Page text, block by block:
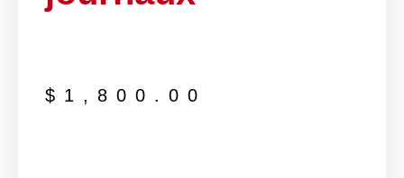
$ 1,800.00